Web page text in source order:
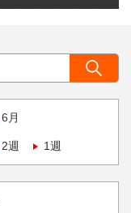
6月
2週 1週